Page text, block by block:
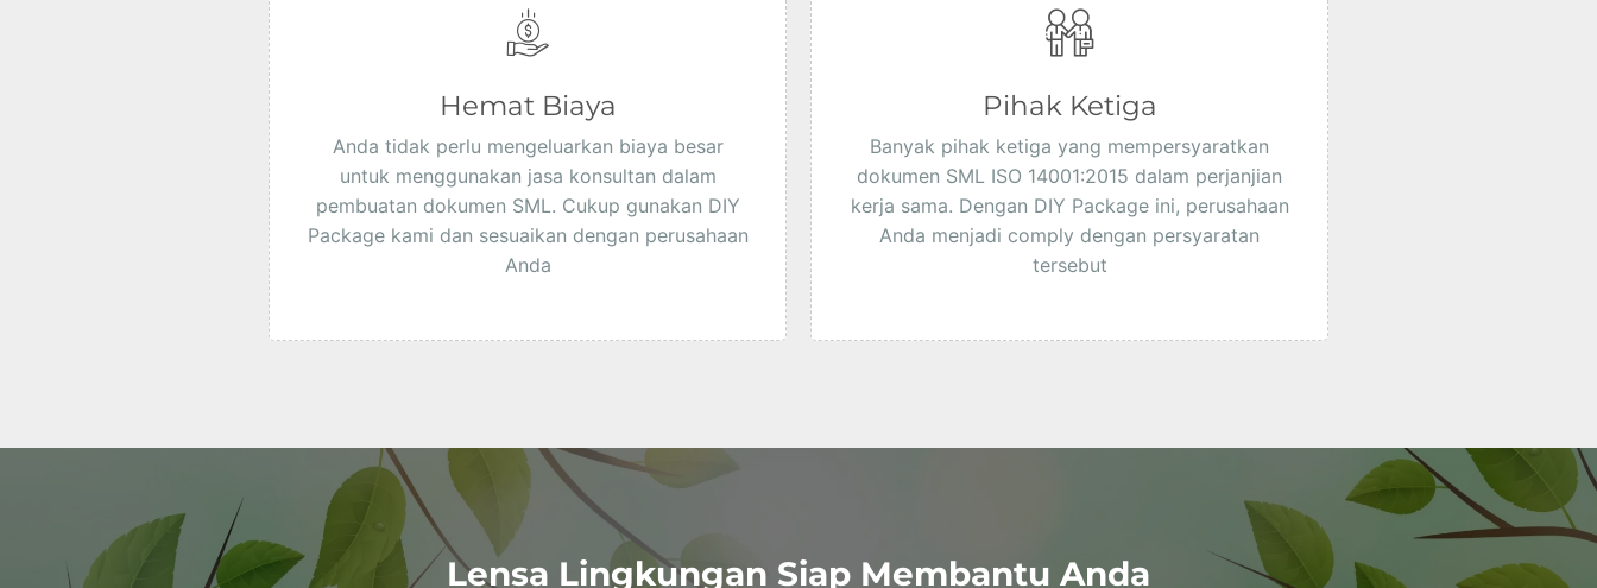
Hemat Biaya
Anda tidak perlu mengeluarkan biaya besar
untuk menggunakan jasa konsultan dalam
pembuatan dokumen SML. Cukup gunakan DIY
Package kami dan sesuaikan dengan perusahaan
Anda
Pihak Ketiga
Banyak pihak ketiga yang mempersyaratkan
dokumen SML ISO 14001:2015 dalam perjanjian
kerja sama. Dengan DIY Package ini, perusahaan
Anda menjadi comply dengan persyaratan
tersebut
Lensa Lingkungan Siap Membantu Anda